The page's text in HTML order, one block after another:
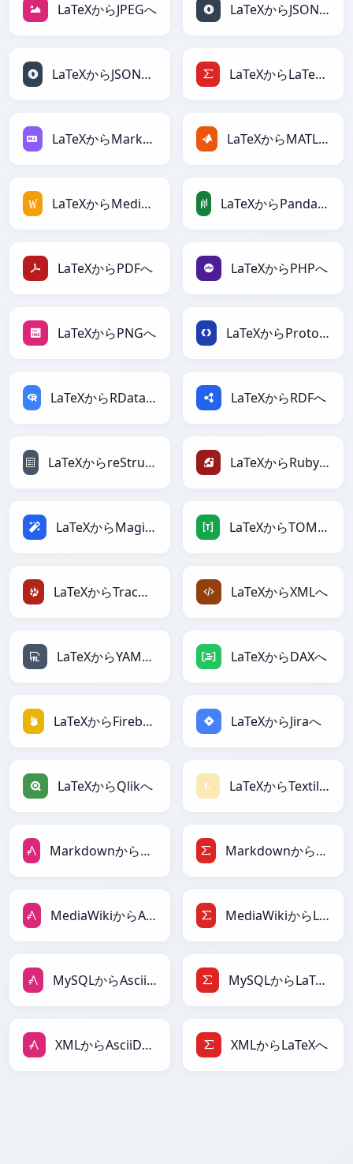
LaTeXからJPEGへ LaTeXからJSONへ
LaTeXからJSONLinesへ LaTeXからLaTeXへ
LaTeXからMarkdownへ LaTeXからMATLABへ
LaTeXからMediaWikiへ LaTeXからPandasDataFrameへ
LaTeXからPDFへ LaTeXからPHPへ
LaTeXからPNGへ LaTeXからProtobufへ
LaTeXからRDataFrameへ LaTeXからRDFへ
LaTeXからreStructuredTextへ LaTeXからRubyへ
LaTeXからMagicへ LaTeXからTOMLへ
LaTeXからTracWikiへ LaTeXからXMLへ
LaTeXからYAMLへ LaTeXからDAXへ
LaTeXからFirebaseへ LaTeXからJiraへ
LaTeXからQlikへ LaTeXからTextileへ
MarkdownからAsciiDocへ MarkdownからLaTeXへ
MediaWikiからAsciiDocへ MediaWikiからLaTeXへ
MySQLからAsciiDocへ MySQLからLaTeXへ
XMLからAsciiDocへ XMLからLaTeXへ